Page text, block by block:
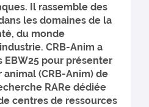
Il rassemble des
les domaines de la
du monde
CRB-Anim a
EBW25 pour présenter
(CRB-Anim) de
RARe dédiée
centres de ressources